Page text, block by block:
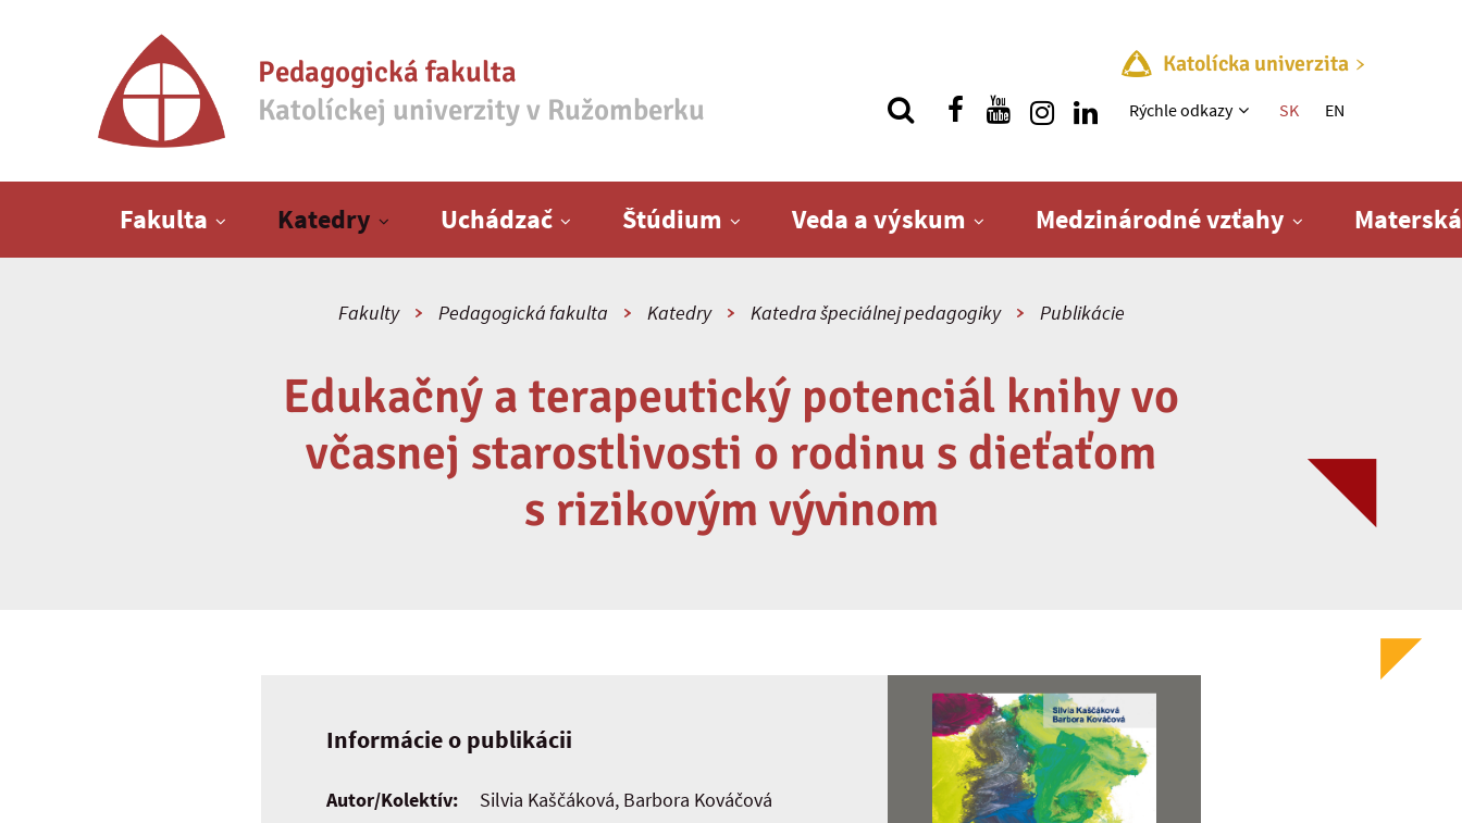
Pedagogická fakulta
Katolíckej univerzity v Ružomberku
Katolícka univerzita
Rýchle menu
Rýchle odkazy SK EN
Fakulta Katedry Uchádzač Štúdium Veda a výskum Medzinárodné vzťahy
Fakulty Pedagogická fakulta Katedry Katedra špeciálnej pedagogiky Publikácie
Edukačný a terapeutický potenciál knihy vo
včasnej starostlivosti o rodinu s dieťaťom
s rizikovým vývinom
Informácie o publikácii
Autor/Kolektív:
Silvia Kaščáková, Barbora Kováčová